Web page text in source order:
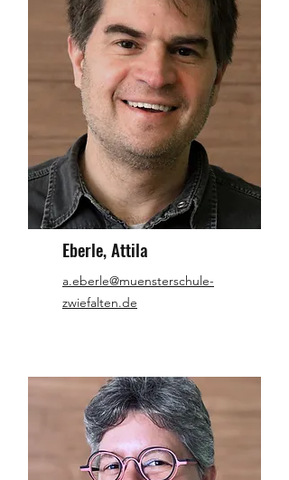
Eberle, Attila
a.eberle@muensterschule-
zwiefalten.de